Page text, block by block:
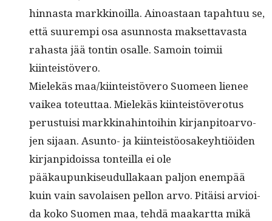
hin­nas­ta markki­noil­la. Ain­oas­taan tapah­tuu se,
että suurem­pi osa asun­nos­ta mak­set­tavas­ta
rahas­ta jää ton­tin osalle. Samoin toimii
kiinteistövero.
Mielekäs maa/kiinteistövero Suomeen lie­nee
vaikea toteut­taa. Mielekäs kiin­teistövero­tus
perus­tu­isi markki­nahin­toi­hin kir­jan­pitoar­vo­
jen sijaan. Asun­to- ja kiin­teistöosakey­htiöi­den
kir­jan­pidois­sa ton­teil­la ei ole
pääkaupunkiseudul­lakaan paljon enem­pää
kuin vain savolaisen pel­lon arvo. Pitäisi arvioi­
da koko Suomen maa, tehdä maakart­ta mikä